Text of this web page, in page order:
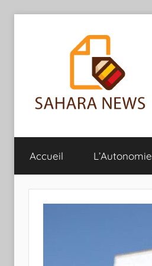
Sahara
News
l'info
sur
révélée
Accueil L’Autonomie